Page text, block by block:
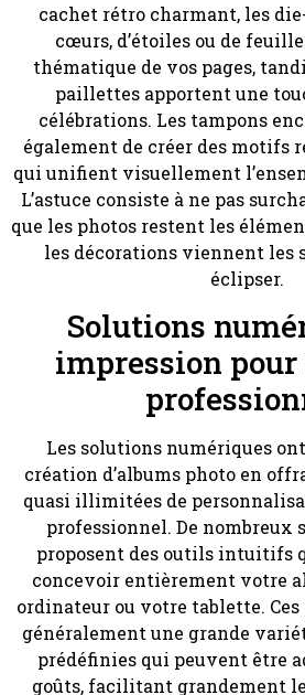
cachet rétro charmant, les
cœurs, d’étoiles ou de
thématique de vos pages,
paillettes apportent une
célébrations. Les tampons
également de créer des motifs
qui unifient visuellement
L’astuce consiste à ne pas
que les photos restent les
les décorations viennent les
éclipser.
Solutions
impression
Les solutions numériques
création d’albums photo en
quasi illimitées de
professionnel. De nombreux
proposent des outils intuitifs
concevoir entièrement votre
ordinateur ou votre tablette.
généralement une grande
prédéfinies qui peuvent être
goûts, facilitant grandement